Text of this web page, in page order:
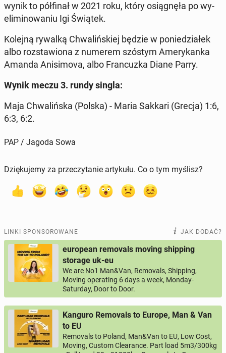
wynik to pół­fi­nał w 2021 roku, który osią­gnę­ła po wy­
eli­mi­no­wa­niu Igi Świątek.
Kolejną rywalką Chwa­liń­skiej będzie w po­nie­dzia­łek
albo roz­sta­wio­na z numerem szóstym Ame­ry­kan­ka
Amanda Ani­si­mo­va, albo Fran­cuz­ka Diane Parry.
Wynik meczu 3. rundy singla:
Maja Chwa­liń­ska (Polska) - Maria Sakkari (Grecja) 1:6,
6:3, 6:2.
PAP / Jagoda Sowa
Dziękujemy za przeczytanie artykułu. Co o tym myślisz?
LINKI SPONSOROWANE JAK DODAĆ?
european removals moving shipping
storage uk-eu
We are No1 Man&Van, Removals, Shipping,
Moving operating 6 days a week, Monday-
Saturday, Door to Door.
Kanguro Removals to Europe, Man & Van
to EU
Removals to Poland, Man&Van to EU, Low Cost,
Moving, Custom Clearance. Part load 5m3/300kg